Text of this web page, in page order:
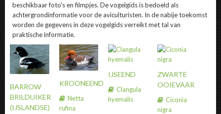
beschikbaar foto's en filmpjes. De vogelgids is bedoeld als
achtergrondinformatie voor de aviculturisten. In de nabije toekomst
worden de gegevens in deze vogelgids verreikt met tal van
praktische informatie.
BARROW
BRILDUIKER
(IJSLANDSE)
KROONEEND
Netta
rufina
IJSEEND
Clangula
hyemalis
ZWARTE
OOIEVAAR
Ciconia
nigra